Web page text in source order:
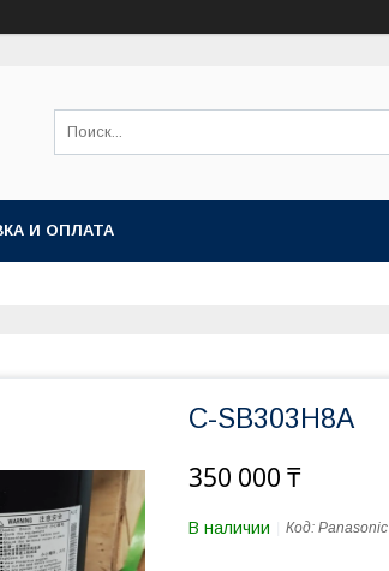
И ОПЛАТА
C-SB303H8A
350 000 ₸
В наличии Код: Panasonic